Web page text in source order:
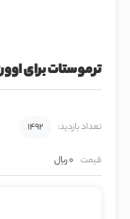
ترموستات برای
تعداد بازدید: 1492
قیمت 0 ریال